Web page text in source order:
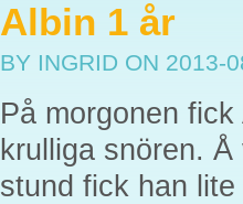
Albin 1 år
BY INGRID ON 2013-
På morgonen
krulliga snören.
stund fick han